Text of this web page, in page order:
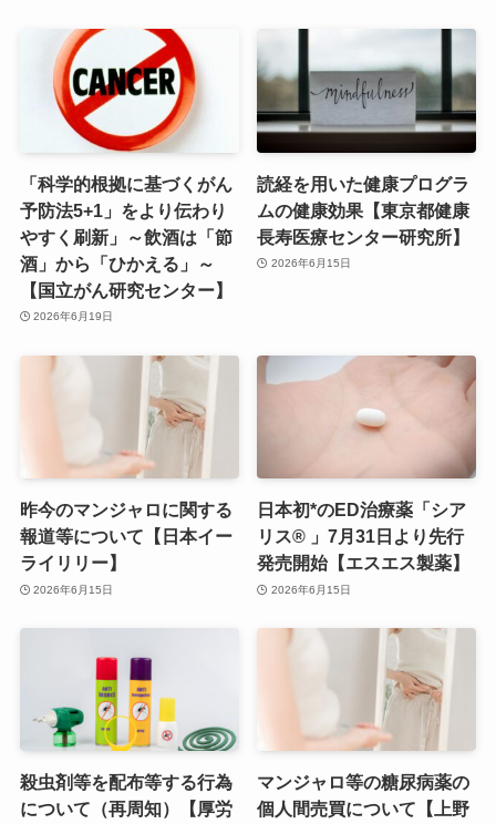
「科学的根拠に基づくがん
予防法5+1」をより伝わり
やすく刷新」～飲酒は「節
酒」から「ひかえる」～
【国立がん研究センター】
2026年6月19日
読経を用いた健康プログラ
ムの健康効果【東京都健康
長寿医療センター研究所】
2026年6月15日
昨今のマンジャロに関する
報道等について【日本イー
ライリリー】
2026年6月15日
日本初*のED治療薬「シア
リス® 」7月31日より先行
発売開始【エスエス製薬】
2026年6月15日
殺虫剤等を配布等する行為
について（再周知）【厚労
マンジャロ等の糖尿病薬の
個人間売買について【上野